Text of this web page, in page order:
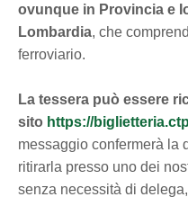
ovunque in Provincia e
Lombardia, che
ferroviario.
La tessera può essere
sito https://
messaggio confermerà la
ritirarla presso uno dei
senza necessità di